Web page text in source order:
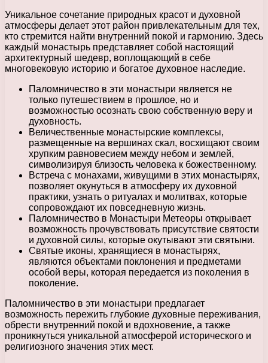
Уникальное сочетание природных красот и духовной
атмосферы делает этот район привлекательным для тех,
кто стремится найти внутренний покой и гармонию. Здесь
каждый монастырь представляет собой настоящий
архитектурный шедевр, воплощающий в себе
многовековую историю и богатое духовное наследие.
Паломничество в эти монастыри является не
только путешествием в прошлое, но и
возможностью осознать свою собственную веру и
духовность.
Величественные монастырские комплексы,
размещенные на вершинах скал, восхищают своим
хрупким равновесием между небом и землей,
символизируя близость человека к божественному.
Встреча с монахами, живущими в этих монастырях,
позволяет окунуться в атмосферу их духовной
практики, узнать о ритуалах и молитвах, которые
сопровождают их повседневную жизнь.
Паломничество в Монастыри Метеоры открывает
возможность прочувствовать присутствие святости
и духовной силы, которые окутывают эти святыни.
Святые иконы, хранящиеся в монастырях,
являются объектами поклонения и предметами
особой веры, которая передается из поколения в
поколение.
Паломничество в эти монастыри предлагает
возможность пережить глубокие духовные переживания,
обрести внутренний покой и вдохновение, а также
проникнуться уникальной атмосферой исторического и
религиозного значения этих мест.